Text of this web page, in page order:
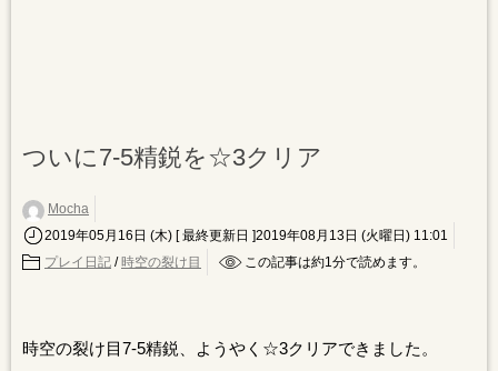
ついに7-5精鋭を☆3クリア
Mocha
2019年05月16日 (木) [ 最終更新日 ]2019年08月13日 (火曜日) 11:01
プレイ日記 / 時空の裂け目 この記事は約1分で読めます。
時空の裂け目7-5精鋭、ようやく☆3クリアできました。